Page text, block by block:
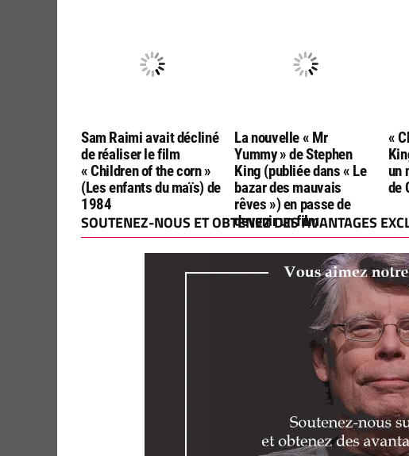
Bloodlines »
Sam Raimi avait décliné
de réaliser le film
« Children of the corn »
(Les enfants du maïs) de
1984
La nouvelle « Mr
Yummy » de Stephen
King (publiée dans « Le
bazar des mauvais
rêves ») en passe de
devenir un film
«
un
de
SOUTENEZ-NOUS ET OBTENEZ DES AVANTAGES